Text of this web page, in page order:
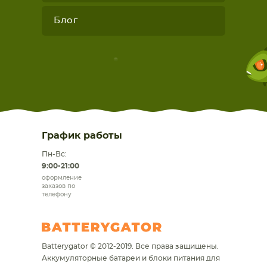
Блог
График работы
Пн-Вс:
9:00-21:00
оформление
заказов по
телефону
Batterygator © 2012-2019. Все права защищены.
Аккумуляторные батареи и блоки питания для